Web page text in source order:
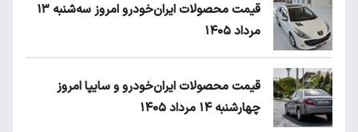
قیمت محصولات ایران‌خودرو امروز سه‌شنبه ۱۳
مرداد ۱۴۰۵
قیمت محصولات ایران‌خودرو و سایپا امروز
چهارشنبه ۱۴ مرداد ۱۴۰۵